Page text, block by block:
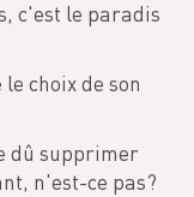
c'est le paradis
choix de son
dû supprimer
n'est-ce pas?